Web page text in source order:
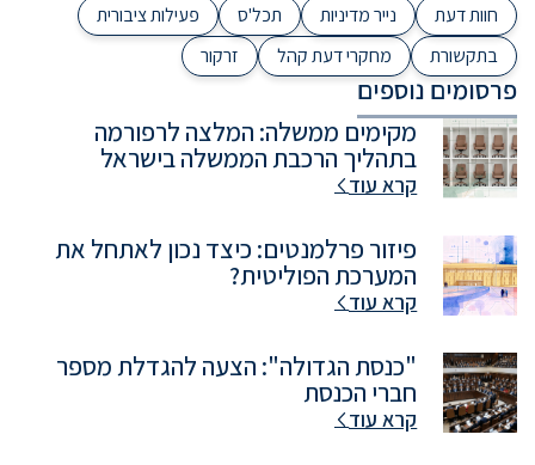
חוות דעת נייר מדיניות תכל'ס
פעילות ציבורית
בתקשורת
מחקרי דעת קהל זרקור
פרסומים נוספים
מקימים ממשלה: המלצה לרפורמה
בתהליך הרכבת הממשלה בישראל
קרא עוד
פיזור פרלמנטים: כיצד נכון לאתחל את
המערכת הפוליטית?
קרא עוד
"כנסת הגדולה": הצעה להגדלת מספר
חברי הכנסת
קרא עוד